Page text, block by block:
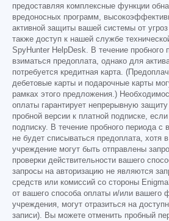
предоставляя комплексные функции
вредоносных программ,
активной защиты вашей системы от
также доступ к нашей службе
SpyHunter HelpDesk. В течение пробного
взиматься предоплата, однако для
потребуется кредитная карта.
дебетовые карты и подарочные карты
рамках этого предложения.)
оплаты гарантирует непрерывную
пробной версии к платной подписке,
подписку. В течение пробного периода с
не будет списываться предоплата, хотя
учреждение могут быть отправлены
проверки действительности вашего
запросы на авторизацию не являются
средств или комиссий со стороны
от вашего способа оплаты и/или вашего
учреждения, могут отразиться на
записи). Вы можете отменить пробный